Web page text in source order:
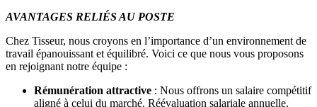
AVANTAGES RELIÉS AU POSTE
Chez Tisseur, nous croyons en l’importance d’un environnement de
travail épanouissant et équilibré. Voici ce que nous vous proposons
en rejoignant notre équipe :
Rémunération attractive : Nous offrons un salaire compétitif
aligné à celui du marché. Réévaluation salariale annuelle.